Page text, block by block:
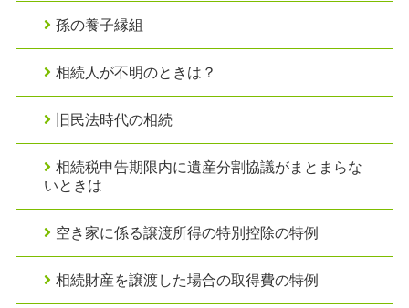
孫の養子縁組
相続人が不明のときは？
旧民法時代の相続
相続税申告期限内に遺産分割協議がまとまらな
いときは
空き家に係る譲渡所得の特別控除の特例
相続財産を譲渡した場合の取得費の特例